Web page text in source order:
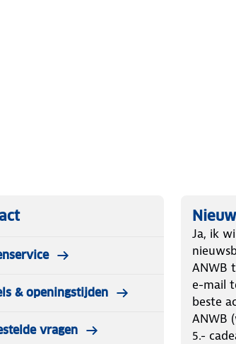
WD-40 Smart Straw makkelijk en
en corrosie. Als je daarna ook nog
beneden klappen.
& openingstijden
vragen
Ja, ik
ANWB
e-mail
beste
ANWB
5.-